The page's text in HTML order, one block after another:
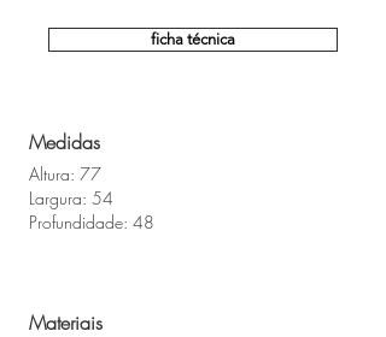
ficha técnica
Medidas
Altura: 77
Largura: 54
Profundidade: 48
Materiais